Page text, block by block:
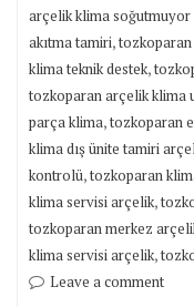
arçelik klima soğutmuyor
akıtma tamiri,
klima teknik destek,
tozkoparan arçelik klima
parça klima,tozkoparan
klima dış ünite tamiri
kontrolü,tozkoparan
klima servisi arçelik,
tozkoparan merkez
klima servisi arçelik,
Leave a comment